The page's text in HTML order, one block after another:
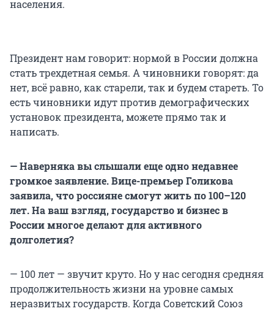
населения.
Президент нам говорит: нормой в России должна
стать трехдетная семья. А чиновники говорят: да
нет, всё равно, как старели, так и будем стареть. То
есть чиновники идут против демографических
установок президента, можете прямо так и
написать.
— Наверняка вы слышали еще одно недавнее
громкое заявление. Вице-премьер Голикова
заявила, что россияне смогут жить по 100–120
лет. На ваш взгляд, государство и бизнес в
России многое делают для активного
долголетия?
— 100 лет — звучит круто. Но у нас сегодня средняя
продолжительность жизни на уровне самых
неразвитых государств. Когда Советский Союз